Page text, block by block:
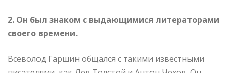
2. Он был знаком с выдающимися литераторами
своего времени.
Всеволод Гаршин общался с такими известными